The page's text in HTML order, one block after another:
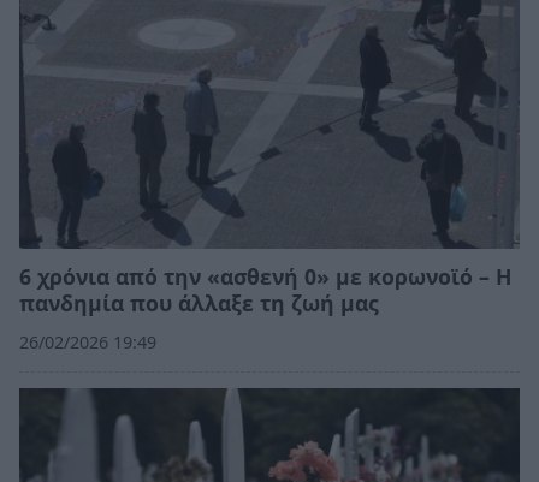
6 χρόνια από την «ασθενή 0» με κορωνοϊό – Η
πανδημία που άλλαξε τη ζωή μας
26/02/2026 19:49